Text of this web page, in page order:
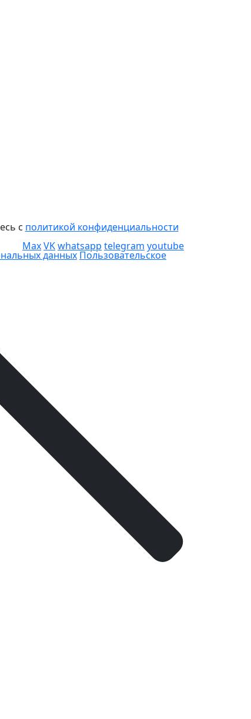
с политикой конфиденциальности
MaxVKwhatsapp telegram youtube
данных Пользовательское